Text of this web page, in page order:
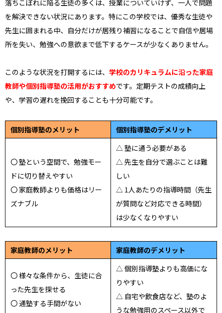
落ちこぼれに陥る生徒の多くは、授業についていけず、一人で問題
を解決できない状況にあります。特にこの学校では、優秀な生徒や
先生に囲まれる中、自分だけが居残り補習になることで自信や居場
所を失い、勉強への意欲まで低下するケースが少なくありません。
このような状況を打開するには、 学校のカリキュラムに沿った家庭
教師や個別指導塾の活用がおすすめです。定期テストの成績向上
や、学習の遅れを挽回することも十分可能です。
個別指導塾のメリット 個別指導塾のデメリット
〇 塾という空間で、勉強モー
ドに切り替えやすい
〇 家庭教師よりも価格はリー
ズナブル
△ 塾に通う必要がある
△ 先生を自分で選ぶことは難
しい
△ 1人あたりの指導時間（先生
が質問など対応できる時間）
は少なくなりやすい
家庭教師のメリット 家庭教師のデメリット
〇 様々な条件から、生徒に合
った先生を探せる
〇 通塾する手間がない
△ 個別指導塾よりも高価にな
りやすい
△ 自宅や飲食店など、塾のよ
うな勉強用のスペース以外で